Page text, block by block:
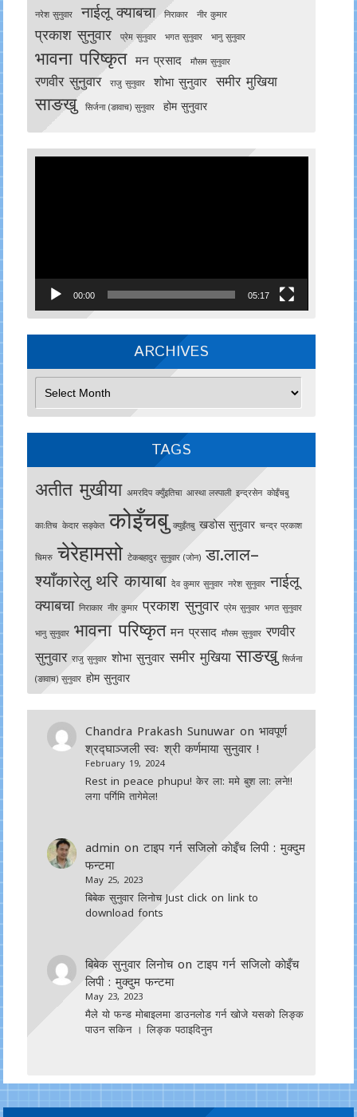
नरेश सुनुवार नाईलू क्याबचा निराकार नीर कुमार
प्रकाश सुनुवार प्रेम सुनुवार भगत सुनुवार भानु सुनुवार
भावना परिष्कृत मन प्रसाद मौसम सुनुवार
रणवीर सुनुवार राजु सुनुवार शोभा सुनुवार समीर मुखिया
साङखु सिर्जना (ङावाच) सुनुवार होम सुनुवार
00:00 05:17
ARCHIVES
TAGS
अतीत मुखीया अमरदिप क्युँइतिचा आस्था लस्पाली इन्द्रसेन काेइँचबु
काःतिच केदार सङ्केत कोइँचबु क्युइँतबु खडोस सुनुवार चन्द्र प्रकाश
चिमरु चेरेहामसो टेकबहादुर सुनुवार (जोन) डा.लाल–
श्याँकारेलु थरि कायाबा देव कुमार सुनुवार नरेश सुनुवार नाईलू
क्याबचा निराकार नीर कुमार प्रकाश सुनुवार प्रेम सुनुवार भगत सुनुवार
भानु सुनुवार भावना परिष्कृत मन प्रसाद मौसम सुनुवार रणवीर
सुनुवार राजु सुनुवार शोभा सुनुवार समीर मुखिया साङखु सिर्जना
(ङावाच) सुनुवार होम सुनुवार
Chandra Prakash Sunuwar onभावपूर्ण
श्रद्घाञ्जली स्वः श्री कर्णमाया सुनुवार !
February 19, 2024
Rest in peace phupu! केर ला: ममे बुश ला: लने!!
लगा पर्गिमि तागेमेल!
admin onटाइप गर्न सजिलाे काेइँच लिपी : मुक्दुम
फन्टमा
May 25, 2023
बिबेक सुनुवार लिनोच Just click on link to
download fonts
बिबेक सुनुवार लिनोचonटाइप गर्न सजिलाे काेइँच
लिपी : मुक्दुम फन्टमा
May 23, 2023
मैले यो फन्ड मोबाइलमा डाउनल‍ोड गर्न खोजे यसको लिङ्क
पाउन सकिन । लिङ्क पठाइदिनुन